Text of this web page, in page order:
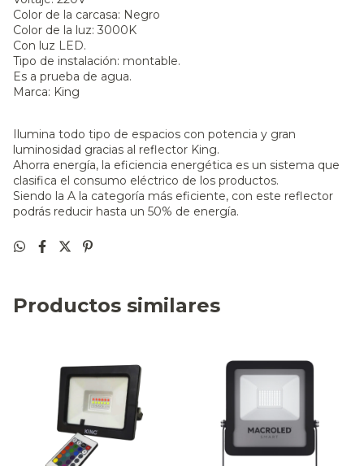
Color de la carcasa: Negro
Color de la luz: 3000K
Con luz LED.
Tipo de instalación: montable.
Es a prueba de agua.
Marca: King
Ilumina todo tipo de espacios con potencia y gran
luminosidad gracias al reflector King.
Ahorra energía, la eficiencia energética es un sistema que
clasifica el consumo eléctrico de los productos.
Siendo la A la categoría más eficiente, con este reflector
podrás reducir hasta un 50% de energía.
Productos similares